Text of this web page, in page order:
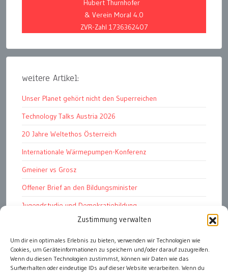
Zustimmung verwalten
Um dir ein optimales Erlebnis zu bieten, verwenden wir Technologien wie
Cookies, um Geräteinformationen zu speichern und/oder darauf zuzugreifen.
Wenn du diesen Technologien zustimmst, können wir Daten wie das
Surfverhalten oder eindeutige IDs auf dieser Website verarbeiten. Wenn du
Hubert Thurnhofer
& Verein Moral 4.0
ZVR-Zahl 1736362407
weitere Artikel:
Unser Planet gehört nicht den Superreichen
Technology Talks Austria 2026
20 Jahre Weltethos Österreich
Internationale Wärmepumpen-Konferenz
Gmeiner vs Grosz
Offener Brief an den Bildungsminister
Jugendstudie und Demokratiebildung
Solschenizyn, Dugin und der Westen
Finanzindustrie manipuliert Schüler
Chemtrails Contrails Geoengineering